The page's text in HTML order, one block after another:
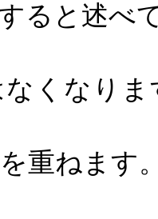
ると述べ
くなり
重ねます